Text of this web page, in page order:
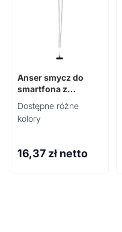
Anser smycz do
smartfona z
tworzyw
sztucznych
pochodzących z
kablem 5 w 1
Dostępne różne
kolory
16,37 zł netto